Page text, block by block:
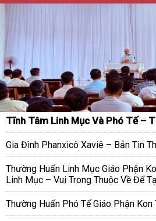
Tĩnh Tâm Linh Mục Và Phó Tế –
Gia Đình Phanxicô Xaviê – Bản Tin
Thường Huấn Linh Mục Giáo Phận
Linh Mục – Vui Trong Thuộc Về Để
Thường Huấn Phó Tế Giáo Phận Kon